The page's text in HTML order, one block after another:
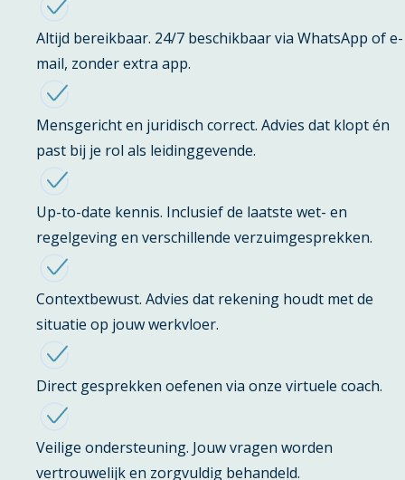
Altijd bereikbaar. 24/7 beschikbaar via WhatsApp of e-
mail, zonder extra app.
Mensgericht en juridisch correct. Advies dat klopt én
past bij je rol als leidinggevende.
Up-to-date kennis. Inclusief de laatste wet- en
regelgeving en verschillende verzuimgesprekken.
Contextbewust. Advies dat rekening houdt met de
situatie op jouw werkvloer.
Direct gesprekken oefenen via onze virtuele coach.
Veilige ondersteuning. Jouw vragen worden
vertrouwelijk en zorgvuldig behandeld.